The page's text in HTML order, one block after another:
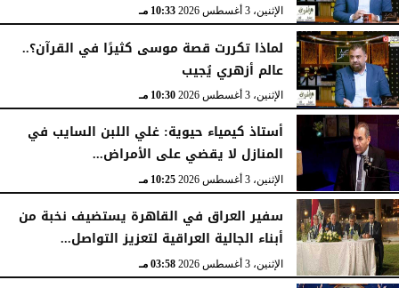
الإثنين، 3 أغسطس 2026 10:33 مـ
لماذا تكررت قصة موسى كثيرًا في القرآن؟..
عالم أزهري يُجيب
الإثنين، 3 أغسطس 2026 10:30 مـ
أستاذ كيمياء حيوية: غلي اللبن السايب في
المنازل لا يقضي على الأمراض...
الإثنين، 3 أغسطس 2026 10:25 مـ
سفير العراق في القاهرة يستضيف نخبة من
أبناء الجالية العراقية لتعزيز التواصل...
الإثنين، 3 أغسطس 2026 03:58 مـ